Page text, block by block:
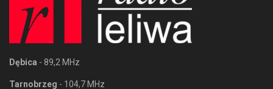
Dębica - 89,2 MHz
Tarnobrzeg - 104,7 MHz